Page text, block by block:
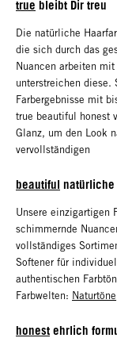
true bleibt Dir treu
Die natürliche
die sich durch das
Nuancen arbeiten
unterstreichen diese.
Farbergebnisse mit
true beautiful honest
Glanz, um den Look
vervollständigen
beautiful natürliche
Unsere einzigartigen
schimmernde
vollständiges
Softener für
authentischen
Farbwelten: Naturtöne
honest ehrlich